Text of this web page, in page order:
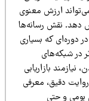
ارزش معنوی
نقش رسانه‌ها
که بسیاری
بازاریابی
معرفی
و حتی